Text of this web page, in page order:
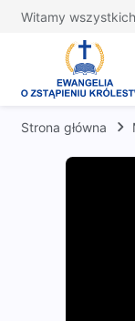
Witamy
Strona główna